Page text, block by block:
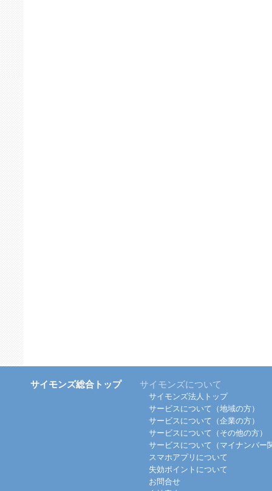
サイモンズ総合トップ サイモンズについて
サイモンズ法人トップ
サービスについて（地域の方）
サービスについて（企業の方）
サービスについて（その他の方）
サービスについて（マイナンバー
スマホアプリについて
失効ポイントについて
お問合せ